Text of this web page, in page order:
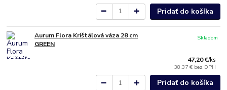
Pridať do košíka
Aurum Flora Krištáľová váza 28 cm
GREEN
47,20 €/ks
38,37 € bez DPH
Skladom
Pridať do košíka